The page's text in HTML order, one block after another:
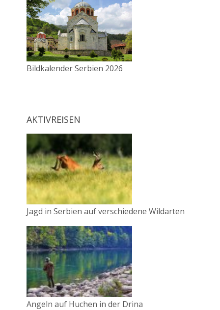
Bildkalender Serbien 2026
AKTIVREISEN
Jagd in Serbien auf verschiedene Wildarten
Angeln auf Huchen in der Drina